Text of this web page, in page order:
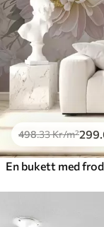
725 .00435.00Kr
Peel and Stick
900 .00 .00
498.33Kr/m²299